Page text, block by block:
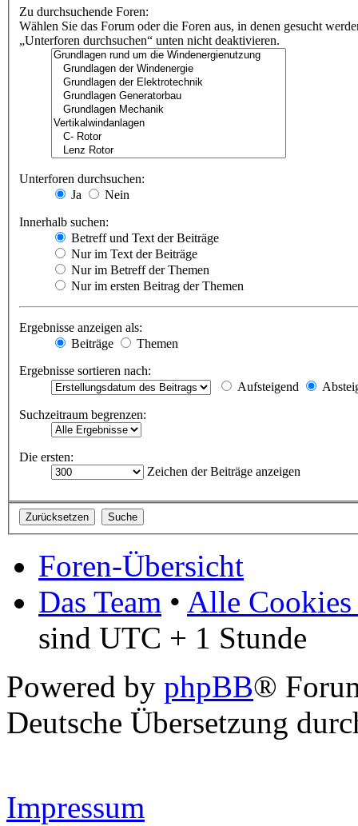
Zu durchsuchende Foren:
Wählen Sie das Forum oder die Foren aus, in denen gesucht
„Unterforen durchsuchen“ unten nicht deaktivieren.
Unterforen durchsuchen:
Ja
Nein
Innerhalb suchen:
Betreff und Text der Beiträge
Nur im Text der Beiträge
Nur im Betreff der Themen
Nur im ersten Beitrag der Themen
Ergebnisse anzeigen als:
Beiträge
Themen
Ergebnisse sortieren nach:
Aufsteigend
Suchzeitraum begrenzen:
Die ersten:
Zeichen der Beiträge anzeigen
Foren-Übersicht
Das Team • Alle Cookies
sind UTC + 1 Stunde
Powered by phpBB®
Deutsche Übersetzung
Impressum